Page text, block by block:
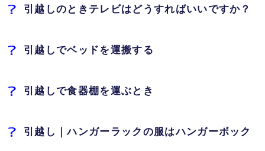
引越しのときテレビはどうすればいいですか？
引越しでベッドを運搬する
引越しで食器棚を運ぶとき
引越し｜ハンガーラックの服はハンガーボック